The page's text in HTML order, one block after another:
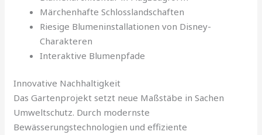
Märchenhafte Schlosslandschaften
Riesige Blumeninstallationen von Disney-
Charakteren
Interaktive Blumenpfade
Innovative Nachhaltigkeit
Das Gartenprojekt setzt neue Maßstäbe in Sachen
Umweltschutz. Durch modernste
Bewässerungstechnologien und effiziente